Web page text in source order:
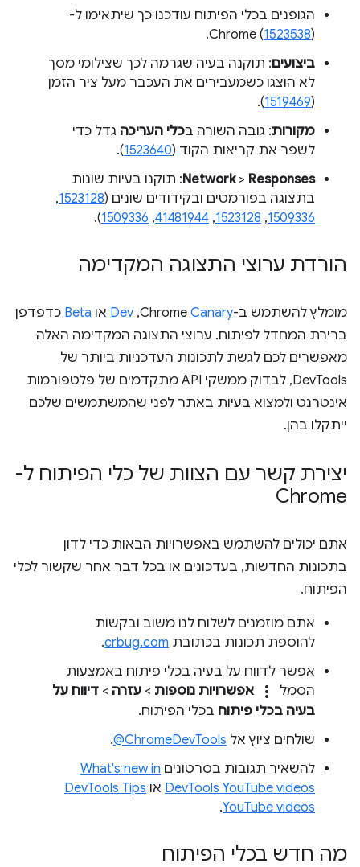
הגופנים בכלי הפיתוח עודכנו כך שיתאימו ל-
Chrome (1523538).
ביצועים: תוקנה בעיה שגרמה לכך שצילומי מסך
לא הוצגו כשמעבירים את העכבר מעל ציר הזמן
(
1519469
).
מקורות: גובה השורה בכלי העריכה גדל כדי
לשפר את קריאות הקוד (1523640
).
Network> Responses
: תוקנו בעיות שונות
בתצוגה בפורמטים ובקידודים שונים (1523128
,
1509336
,
1523128
,
41481944
,
1509336
).
הורדת ערוצי התצוגה המקדימה
מומלץ להשתמש ב-ChromeCanary
,‏
Dev או Beta כדפדפן
ברירת המחדל לפיתוח. ערוצי התצוגה המקדימה האלה
מאפשרים לכם לגשת לתכונות העדכניות ביותר של
DevTools, לבדוק ממשקי API מתקדמים של פלטפורמות
אינטרנט ולמצוא בעיות באתר לפני שהמשתמשים שלכם
ייתקלו בהן.
יצירת קשר עם הצוות של כלי הפיתוח ל-
Chrome
אתם יכולים להשתמש באפשרויות הבאות כדי לדון
בתכונות החדשות, בעדכונים או בכל דבר אחר שקשור לכלי
הפיתוח.
אתם מוזמנים לשלוח לנו משוב ובקשות
להוספת תכונות בכתובת crbug.com
.
אפשר לדווח על בעיה בכלי פיתוח באמצעות
הסמל
more_vert אפשרויות נוספות > עזרה > דיווח על
בעיה בכלי פיתוח בכלי הפיתוח.
שולחים ציוץ אל ‎@ChromeDevTools
.
להשאיר תגובות בסרטונים What's new in
DevTools YouTube videos או DevTools Tips
YouTube videos
.
מה חדש בכלי הפיתוח